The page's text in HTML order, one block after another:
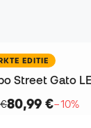
EDITIE
80,99 €−10%